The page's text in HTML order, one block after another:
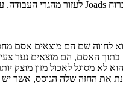
בתוך האסם, הם מוצאים נער
לא מסוגל לאכול מזון מוצק
את החזה שלה הגוסס, אשר